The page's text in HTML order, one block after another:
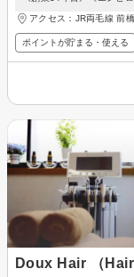
アクセス：JR両毛線 前
ポイントが貯まる・使える
Doux Hair （